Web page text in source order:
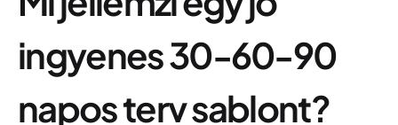
ingyenes 30-60-90
napos terv sablont?